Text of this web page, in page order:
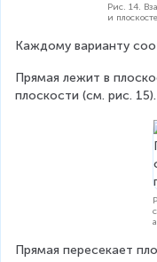
Рис. 14.
и
Каждому варианту
Прямая лежит в
плоскости (см. рис. 15).
a
Прямая пересекает